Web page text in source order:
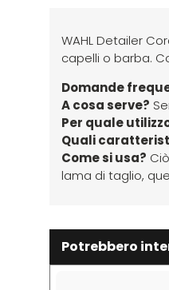
WAHL Detailer
capelli o barba.
Domande
A cosa serve?
Per quale
Quali
Come si usa?
lama di taglio,
Potrebbero